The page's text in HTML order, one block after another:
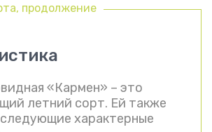
продолжение
«Кармен» – это
летний сорт. Ей также
характерные